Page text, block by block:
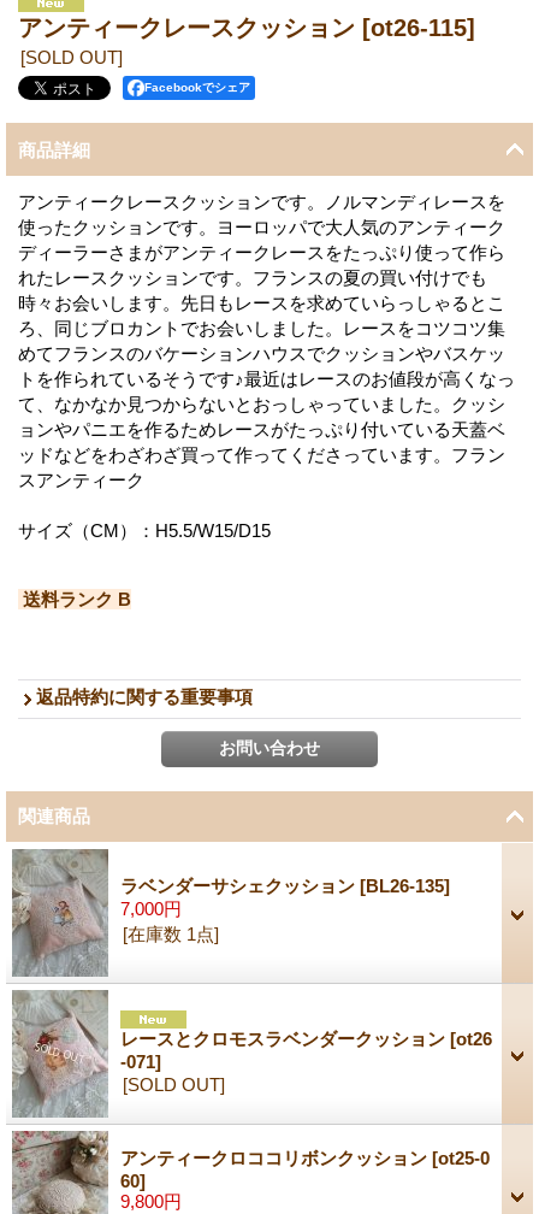
アンティークレースクッション [ot26-115]
[SOLD OUT]
Facebookでシェア
商品詳細
アンティークレースクッションです。ノルマンディレースを
使ったクッションです。ヨーロッパで大人気のアンティーク
ディーラーさまがアンティークレースをたっぷり使って作ら
れたレースクッションです。フランスの夏の買い付けでも
時々お会いします。先日もレースを求めていらっしゃるとこ
ろ、同じブロカントでお会いしました。レースをコツコツ集
めてフランスのバケーションハウスでクッションやバスケッ
トを作られているそうです♪最近はレースのお値段が高くなっ
て、なかなか見つからないとおっしゃっていました。クッシ
ョンやパニエを作るためレースがたっぷり付いている天蓋ベ
ッドなどをわざわざ買って作ってくださっています。フラン
スアンティーク
サイズ（CM）：H5.5/W15/D15
送料ランク B
返品特約に関する重要事項
関連商品
ラベンダーサシェクッション [BL26-135]
7,000円
[在庫数 1点]
レースとクロモスラベンダークッション [ot26
-071]
[SOLD OUT]
アンティークロココリボンクッション [ot25-0
60]
9,800円